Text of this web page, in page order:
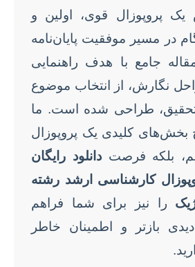
پروپوزال قوی، اولین و
در مسیر موفقیت پایان‌نامه
جامع با هدف راهنمایی
نگارش، از انتخاب موضوع
طراحی شده است. ما
بخش‌های کلیدی یک پروپوزال
بلکه فرصتدانلود رایگان
کارشناسی ارشد رشته
را نیز برای شما فراهم
دیدی بازتر و اطمینان خاطر